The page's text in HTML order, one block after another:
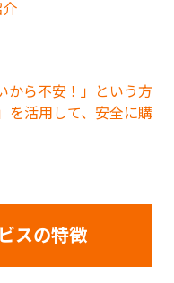
から不安！」という方
を活用して、安全に購
スの特徴